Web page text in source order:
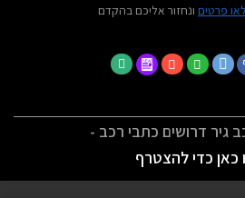
פרטים ונחזור אליכם בהקדם
גיר דרושים כתבי רכב -
כאן כדי להצטרף